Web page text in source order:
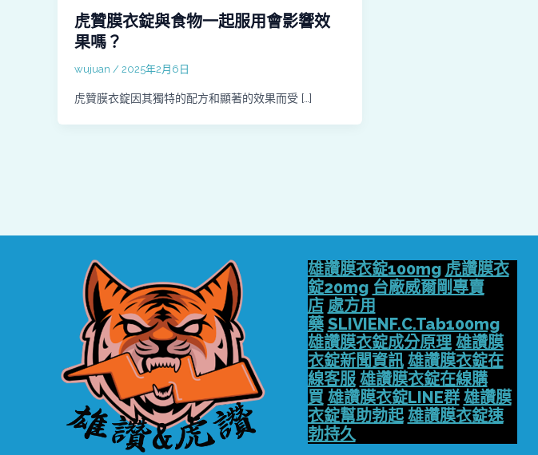
虎贊膜衣錠與食物一起服用會影響效
果嗎？
wujuan / 2025年2月6日
虎贊膜衣錠因其獨特的配方和顯著的效果而受 […]
雄讚膜衣錠100mg 虎讚膜衣
錠20mg 台廠威爾剛專賣
店 處方用
藥 SLIVIENF.C.Tab100mg
雄讚膜衣錠成分原理 雄讚膜
衣錠新聞資訊 雄讚膜衣錠在
線客服 雄讚膜衣錠在線購
買 雄讚膜衣錠LINE群 雄讚膜
衣錠幫助勃起 雄讚膜衣錠速
勃持久